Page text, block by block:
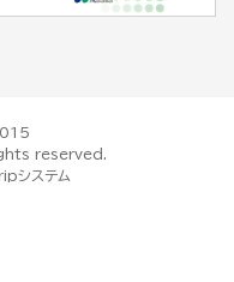
reserved.
システム